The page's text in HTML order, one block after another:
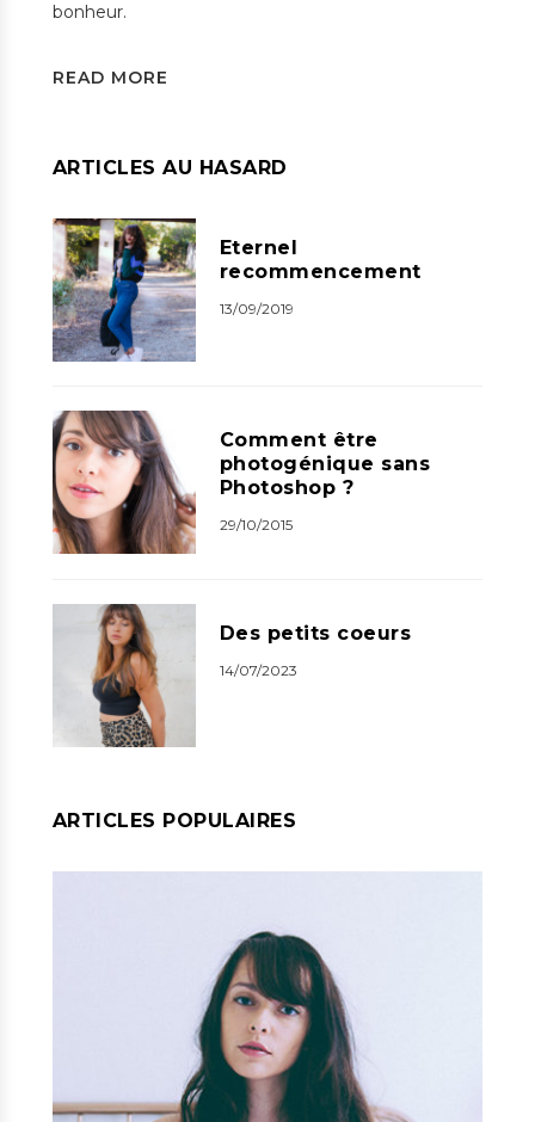
bonheur.
READ MORE
ARTICLES AU HASARD
Eternel
recommencement
13/09/2019
Comment être
photogénique sans
Photoshop ?
29/10/2015
Des petits coeurs
14/07/2023
ARTICLES POPULAIRES